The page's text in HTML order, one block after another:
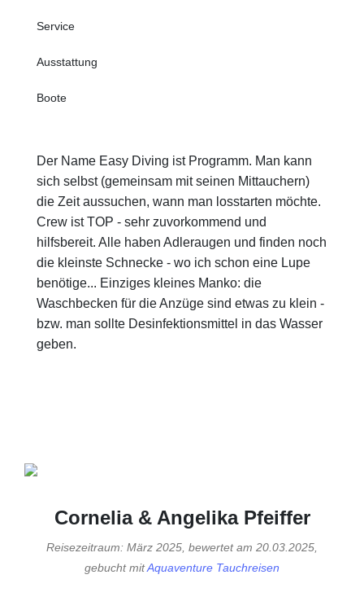
Service
Ausstattung
Boote
Der Name Easy Diving ist Programm. Man kann
sich selbst (gemeinsam mit seinen Mittauchern)
die Zeit aussuchen, wann man losstarten möchte.
Crew ist TOP - sehr zuvorkommend und
hilfsbereit. Alle haben Adleraugen und finden noch
die kleinste Schnecke - wo ich schon eine Lupe
benötige... Einziges kleines Manko: die
Waschbecken für die Anzüge sind etwas zu klein -
bzw. man sollte Desinfektionsmittel in das Wasser
geben.
Cornelia & Angelika Pfeiffer
Reisezeitraum: März 2025, bewertet am 20.03.2025,
gebucht mitAquaventure Tauchreisen